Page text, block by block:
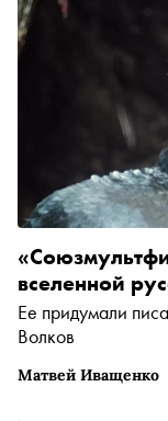
Матвей Иващенко
вселенной
Ее придумали
Волков